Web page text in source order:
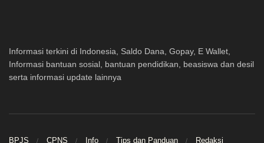
Informasi terkini di Indonesia, Saldo Dana, Gopay, E Wallet,
Informasi bantuan sosial, bantuan pendidikan, beasiswa dan desil
serta informasi update lainnya
BPJS CPNS Info Tips dan Panduan Redaksi